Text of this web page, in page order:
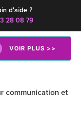
d'aide ?
28 08 79
VOIR PLUS >>
communication et